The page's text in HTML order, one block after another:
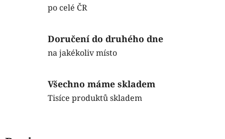
po celé ČR
Doručení do druhého dne
na jakékoliv místo
Všechno máme skladem
Tisíce produktů skladem